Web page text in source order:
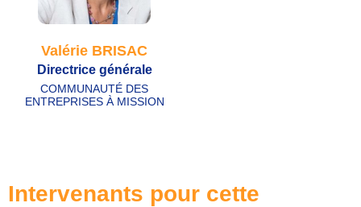
Valérie BRISAC
Directrice générale
COMMUNAUTÉ DES
ENTREPRISES À MISSION
Intervenants pour cette